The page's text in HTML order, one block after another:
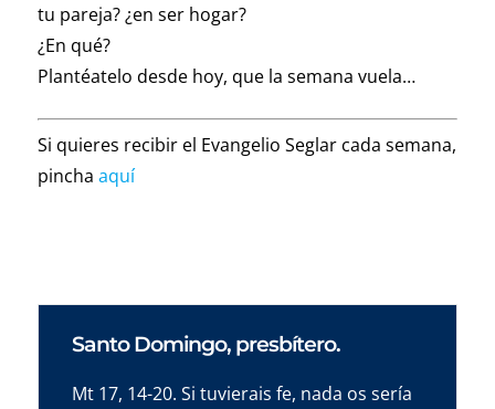
tu pareja? ¿en ser hogar?
¿En qué?
Plantéatelo desde hoy, que la semana vuela…
Si quieres recibir el Evangelio Seglar cada semana,
pincha aquí
Santo Domingo, presbítero.
Mt 17, 14-20. Si tuvierais fe, nada os sería